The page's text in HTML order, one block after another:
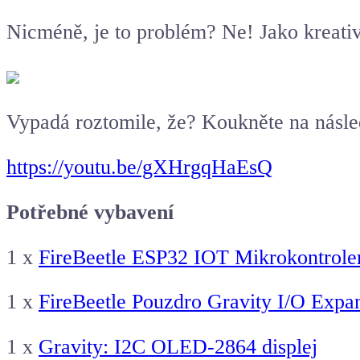
Nicméně, je to problém? Ne! Jako
Vypadá roztomile, že? Koukněte na
https://youtu.be/gXHrgqHaEsQ
Potřebné vybavení
1 x FireBeetle ESP32 IOT
1 x FireBeetle Pouzdro Gravity I/O
1 x Gravity: I2C OLED-2864 displej